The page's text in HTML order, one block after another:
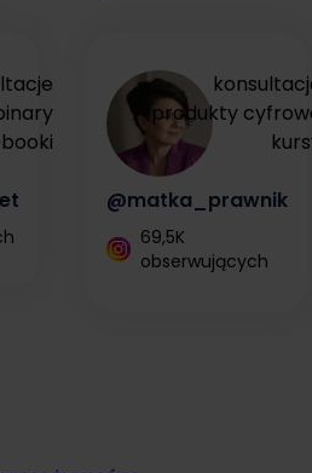
produkty
@matka_prawnik
69,5K
obserwujących